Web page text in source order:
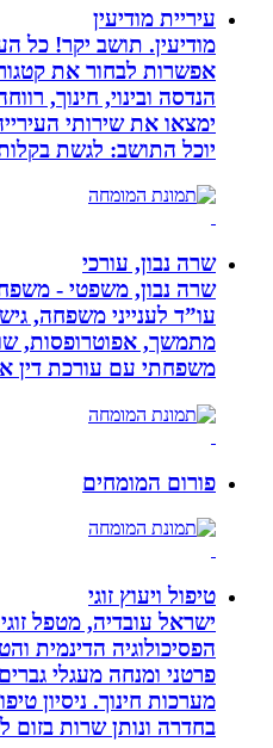
עיריית מודיעין
מודיעין. תושב יקר! כל
אפשרות לבחור את
הנדסה ובינוי, חינוך,
ימצאו את שירותי
יוכל התושב: לגשת בקלות
שרה נבון, עורכי
שרה נבון, משפטי -
עו”ד לענייני משפחה, גישור
מתמשך, אפוטרופסות,
משפחתי עם עורכת דין
פורום המומחים
טיפול ויעוץ זוגי
ישראל עובדיה, מטפל זוגי
הפסיכולוגיה הדינמית
פרטני ומנחה מעגלי גברים.
בחדרה ונותן שרות בזום